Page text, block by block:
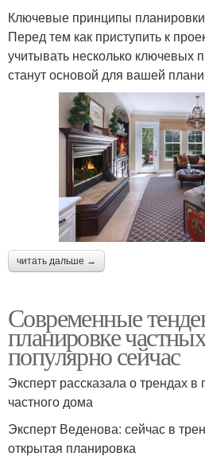
Ключевые принципы планировки
Перед тем как приступить к
учитывать несколько ключевых
станут основой для вашей
читать дальше →
Современные
планировке
популярно сейчас
Эксперт рассказала о трендах
частного дома
Эксперт Веденова: сейчас в
открытая планировка